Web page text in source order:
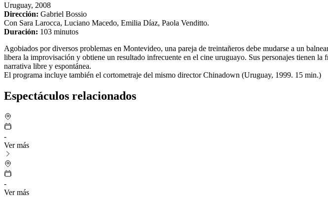
Uruguay, 2008
Dirección: Gabriel Bossio
Con Sara Larocca, Luciano Macedo, Emilia Díaz, Paola Venditto.
Duración: 103 minutos
Agobiados por diversos problemas en Montevideo, una pareja de treintañeros debe mudarse a un
libera la improvisación y obtiene un resultado infrecuente en el cine uruguayo. Sus personajes tienen
narrativa libre y espontánea.
El programa incluye también el cortometraje del mismo directorChinadown (Uruguay, 1999. 15 min.)
Espectáculos relacionados
-
Ver más
-
Ver más